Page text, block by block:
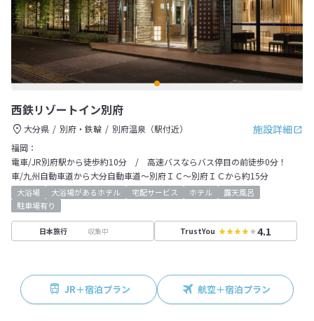
西鉄リゾートイン別府
施設詳細
大分県 別府・鉄輪
別府温泉（駅付近）
福岡：
電車/JR別府駅から徒歩約10分 / 高速バスならバス停目の前徒歩0分！
車/九州自動車道から大分自動車道～別府ＩＣ～別府ＩＣから約15分
大浴場 大浴場があるホテル 宅配サービス ホテル
露天風呂
駐車場有り
日本旅行 収集中 TrustYou 4.1
JR＋宿泊プラン 航空＋宿泊プラン